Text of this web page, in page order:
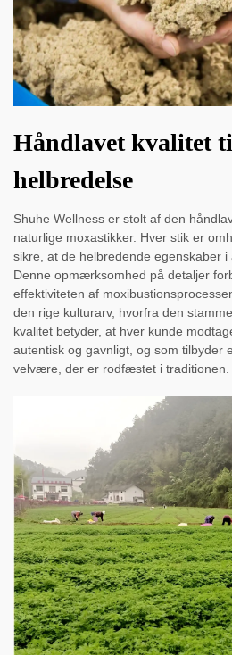
Håndlavet kvalitet
helbredelse
Shuhe Wellness er stolt af den
naturlige moxastikker. Hver stik er
sikre, at de helbredende egenskaber
Denne opmærksomhed på detaljer
effektiviteten af
den rige kulturarv, hvorfra den
kvalitet betyder, at hver kunde
autentisk og gavnligt, og som tilbyder
velvære, der er rodfæstet i traditionen.